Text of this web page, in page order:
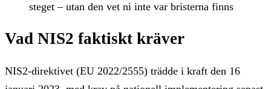
steget – utan den vet ni inte var bristerna finns
Vad NIS2 faktiskt kräver
NIS2-direktivet (EU 2022/2555) trädde i kraft den 16